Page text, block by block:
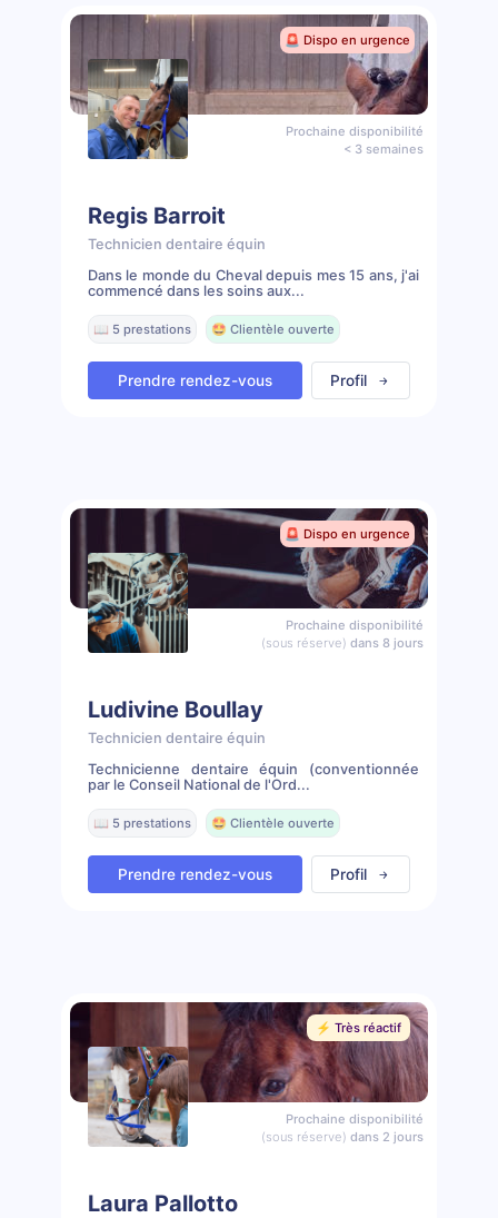
🚨 Dispo en urgence
Prochaine disponibilité
< 3 semaines
Regis Barroit
Technicien dentaire équin
Dans le monde du Cheval depuis mes 15 ans, j'ai
commencé dans les soins aux...
📖 5 prestations 🤩 Clientèle ouverte
Prendre rendez-vous Profil
🚨 Dispo en urgence
Prochaine disponibilité
(sous réserve) dans 8 jours
Ludivine Boullay
Technicien dentaire équin
Technicienne dentaire équin (conventionnée
par le Conseil National de l'Ord...
📖 5 prestations 🤩 Clientèle ouverte
Prendre rendez-vous Profil
⚡️ Très réactif
Prochaine disponibilité
(sous réserve) dans 2 jours
Laura Pallotto